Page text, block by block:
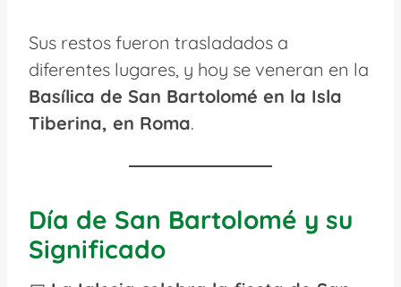
Sus restos fueron trasladados a
diferentes lugares, y hoy se veneran en la
Basílica de San Bartolomé en la Isla
Tiberina, en Roma.
Día de San Bartolomé y su
Significado